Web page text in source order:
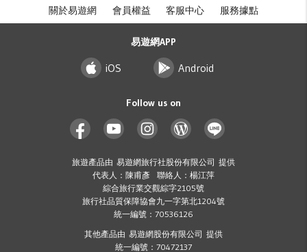
關於易遊網 會員權益 客服中心 服務據點
易遊網APP
iOS Android
Follow us on
旅遊產品由 易遊網旅行社股份有限公司 提供
代表人：陳甫彥 聯絡人：楊江萍
綜合旅行業交觀綜字2105號
旅行社品質保障協會九一字第北1204號
統一編號：70536126
其他產品由 易遊網股份有限公司 提供
統一編號：70472137